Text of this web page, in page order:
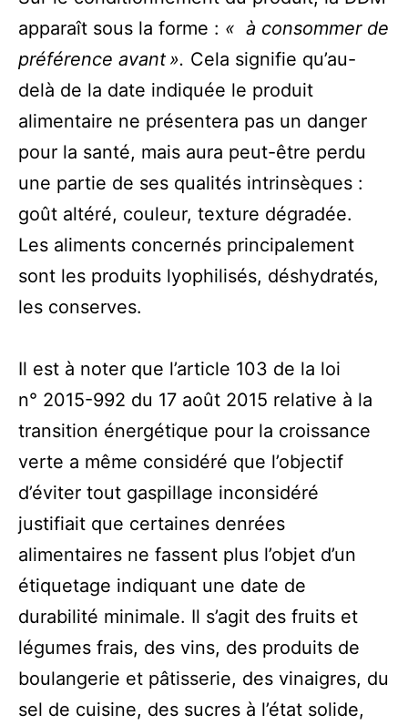
apparaît sous la forme : « à consommer de
préférence avant ». Cela signifie qu’au-
delà de la date indiquée le produit
alimentaire ne présentera pas un danger
pour la santé, mais aura peut-être perdu
une partie de ses qualités intrinsèques :
goût altéré, couleur, texture dégradée.
Les aliments concernés principalement
sont les produits lyophilisés, déshydratés,
les conserves.
Il est à noter que l’article 103 de la loi
n° 2015-992 du 17 août 2015 relative à la
transition énergétique pour la croissance
verte a même considéré que l’objectif
d’éviter tout gaspillage inconsidéré
justifiait que certaines denrées
alimentaires ne fassent plus l’objet d’un
étiquetage indiquant une date de
durabilité minimale. Il s’agit des fruits et
légumes frais, des vins, des produits de
boulangerie et pâtisserie, des vinaigres, du
sel de cuisine, des sucres à l’état solide,